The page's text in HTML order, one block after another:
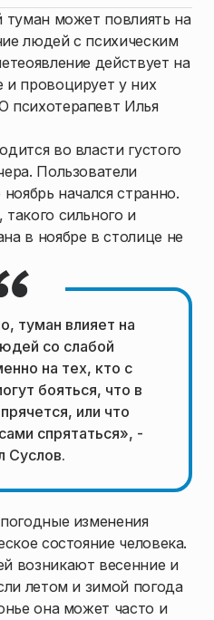
туман может повлиять на
людей с психическим
действует на
провоцирует у них
Илья
во власти густого
Пользователи
начался странно.
сильного и
в ноябре в столице не
туман влияет на
со слабой
на тех, кто с
бояться, что в
или что
спрятаться», -
Суслов.
изменения
состояние человека.
возникают весенние и
летом и зимой погода
она может часто и